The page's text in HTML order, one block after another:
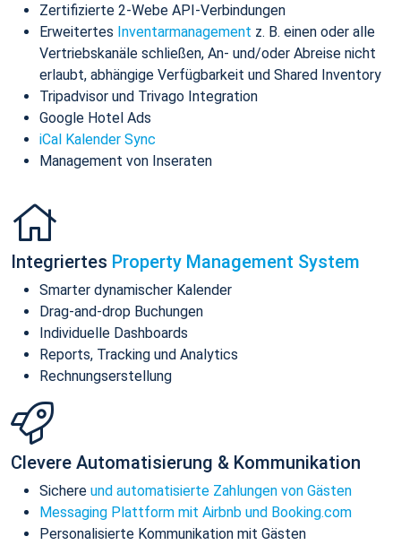
Zertifizierte 2-Webe API-Verbindungen
Erweitertes Inventarmanagement z. B. einen oder alle
Vertriebskanäle schließen, An- und/oder Abreise nicht
erlaubt, abhängige Verfügbarkeit und Shared Inventory
Tripadvisor und Trivago Integration
Google Hotel Ads
iCal Kalender Sync
Management von Inseraten
Integriertes Property Management System
Smarter dynamischer Kalender
Drag-and-drop Buchungen
Individuelle Dashboards
Reports, Tracking und Analytics
Rechnungserstellung
Clevere Automatisierung & Kommunikation
Sichere und automatisierte Zahlungen von Gästen
Messaging Plattform mit Airbnb und Booking.com
Personalisierte Kommunikation mit Gästen